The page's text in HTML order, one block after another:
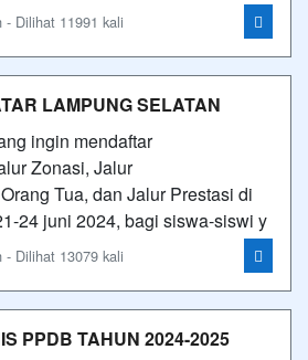
Dilihat 11991 kali
LAMPUNG SELATAN
ingin mendaftar
Zonasi, Jalur
Tua, dan Jalur Prestasi di
24 juni 2024, bagi siswa-siswi y
Dilihat 13079 kali
PPDB TAHUN 2024-2025